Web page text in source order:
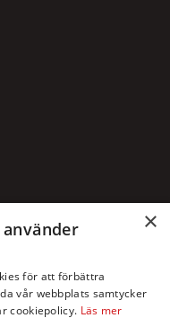
×
för att förbättra
vår webbplats samtycker
cookiepolicy. Läs mer